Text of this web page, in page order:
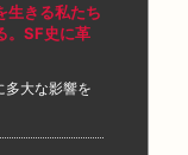
生きる私たち
。SF史に革
多大な影響を